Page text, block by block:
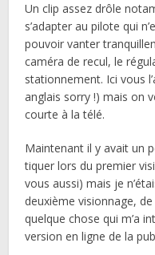
Un clip assez drôle
s’adapter au pilote qui
pouvoir vanter
caméra de recul, le
stationnement. Ici vous
anglais sorry !) mais on
courte à la télé.
Maintenant il y avait un
tiquer lors du premier
vous aussi) mais je
deuxième visionnage,
quelque chose qui m’a
version en ligne de la